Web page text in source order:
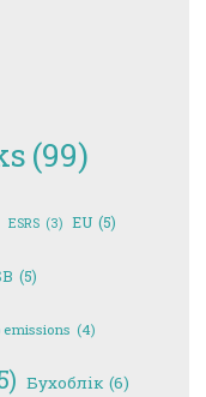
(99)
ESRS (3) EU (5)
(5)
emissions (4)
Бухоблік (6)